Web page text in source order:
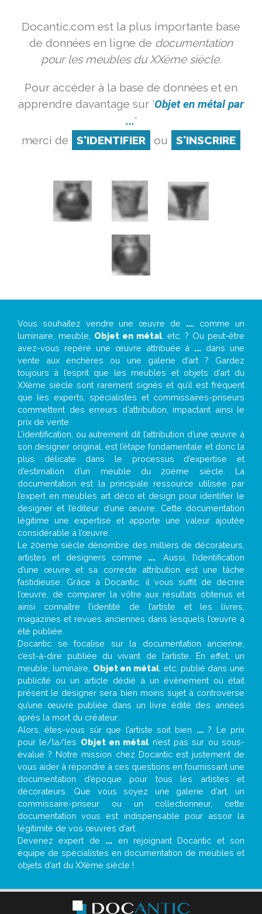
Docantic.com est la plus importante base
de données en ligne de documentation
pour les meubles du XXème siècle.
Pour accéder à la base de données et en
apprendre davantage sur 'Objet en métal par
...'
merci de
S'IDENTIFIER ou S'INSCRIRE
Vous souhaitez vendre une œuvre de ..., comme un
luminaire, meuble, Objet en métal , etc. ? Ou peut-être
avez-vous repéré une œuvre attribuée à ... dans une
vente aux enchères ou une galerie d’art ? Gardez
toujours à l’esprit que les meubles et objets d’art du
XXème siècle sont rarement signés et qu’il est fréquent
que les experts, spécialistes et commissaires-priseurs
commettent des erreurs d’attribution, impactant ainsi le
prix de vente.
L’identification, ou autrement dit l’attribution d’une œuvre à
son designer original, est l’étape fondamentale et donc la
plus délicate dans le processus d’expertise et
d’estimation d’un meuble du 20ème siècle. La
documentation est la principale ressource utilisée par
l’expert en meubles art déco et design pour identifier le
designer et l’éditeur d’une œuvre. Cette documentation
légitime une expertise et apporte une valeur ajoutée
considérable à l’œuvre.
Le 20eme siècle dénombre des milliers de décorateurs,
artistes et designers comme ... . Aussi, l’identification
d’une œuvre et sa correcte attribution est une tâche
fastidieuse. Grâce à Docantic, il vous suffit de décrire
l’œuvre, de comparer la vôtre aux résultats obtenus et
ainsi connaître l’identité de l’artiste et les livres,
magazines et revues anciennes dans lesquels l’œuvre a
été publiée.
Docantic se focalise sur la documentation ancienne,
c’est-à-dire publiée du vivant de l’artiste. En effet, un
meuble, luminaire, Objet en métal , etc. publié dans une
publicité ou un article dédié à un évènement où était
présent le designer sera bien moins sujet à controverse
qu’une œuvre publiée dans un livre édité des années
après la mort du créateur.
Alors, êtes-vous sûr que l’artiste soit bien ...? Le prix
pour le/la/les Objet en métal n’est pas sur ou sous-
évalué ? Notre mission chez Docantic est justement de
vous aider à répondre à ces questions en fournissant une
documentation d’époque pour tous les artistes et
décorateurs. Que vous soyez une galerie d’art, un
commissaire-priseur ou un collectionneur, cette
documentation vous est indispensable pour assoir la
légitimité de vos œuvres d’art.
Devenez expert de ... en rejoignant Docantic et son
équipe de spécialistes en documentation de meubles et
objets d’art du XXème siècle !